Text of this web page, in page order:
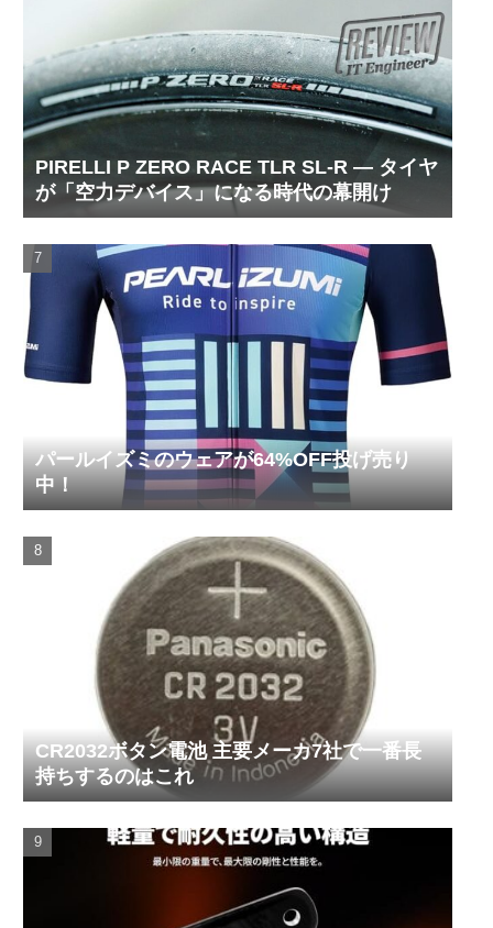
PIRELLI P ZERO RACE TLR SL-R ― タイヤ
が「空力デバイス」になる時代の幕開け
パールイズミのウェアが64%OFF投げ売り
中！
CR2032ボタン電池 主要メーカ7社で一番長
持ちするのはこれ